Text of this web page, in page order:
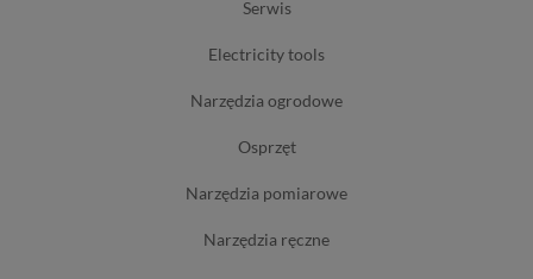
serwis
electricity tools
narzędzia ogrodowe
osprzęt
narzędzia pomiarowe
narzędzia ręczne